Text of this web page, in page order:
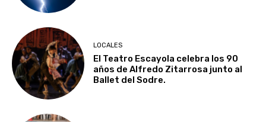
LOCALES
El Teatro Escayola celebra los 90
años de Alfredo Zitarrosa junto al
Ballet del Sodre.